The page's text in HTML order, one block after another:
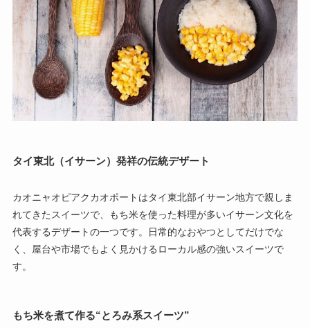
タイ東北（イサーン）発祥の伝統デザート
カオニャオピアクカオポートはタイ東北部イサーン地方で親しま
れてきたスイーツで、もち米を使った料理が多いイサーン文化を
代表するデザートの一つです。日常的なおやつとしてだけでな
く、屋台や市場でもよく見かけるローカル感の強いスイーツで
す。
もち米を煮て作る“とろみ系スイーツ”